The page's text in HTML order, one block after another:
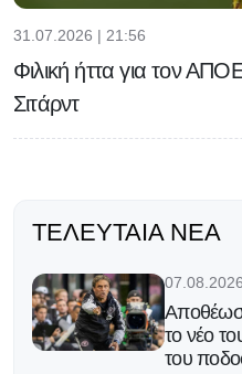
31.07.2026 | 21:56
Φιλική ήττα για τον
Σιτάρντ
ΤΕΛΕΥΤΑΊΑ ΝΈΑ
το νέο
του